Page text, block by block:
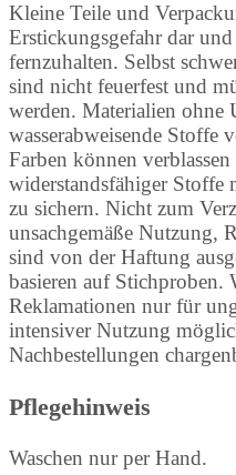
Kleine Teile und
Erstickungsgefahr dar
fernzuhalten. Selbst
sind nicht feuerfest und
werden. Materialien ohne
wasserabweisende Stoffe
Farben können
widerstandsfähiger
zu sichern. Nicht zum
unsachgemäße Nutzung,
sind von der Haftung
basieren auf Stichproben.
Reklamationen nur für
intensiver Nutzung
Nachbestellungen
Pflegehinweis
Waschen nur per Hand.